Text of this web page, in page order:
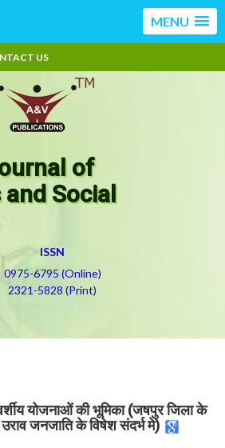
MENU
US
of
Social
ISSN
0975-6795 (Online)
2321-5828 (Print)
योजनाओं की भूमिका (जषपुर जिला के
जनजाति के विषेश संदर्भ मे)